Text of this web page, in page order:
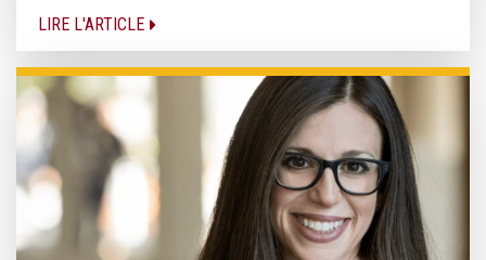
LIRE L'ARTICLE